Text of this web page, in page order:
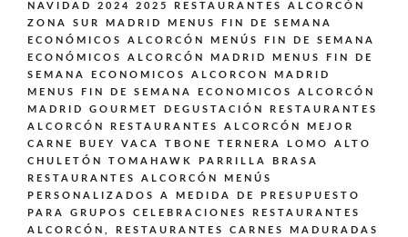
NAVIDAD 2024 2025 RESTAURANTES ALCORCÓN
ZONA SUR MADRID
MENUS FIN DE SEMANA
ECONÓMICOS ALCORCÓN
MENÚS FIN DE SEMANA
ECONÓMICOS ALCORCÓN MADRID
MENUS FIN DE
SEMANA ECONOMICOS ALCORCON MADRID
MENUS FIN DE SEMANA ECONOMICOS ALCORCÓN
MADRID GOURMET DEGUSTACIÓN
RESTAURANTES
ALCORCÓN
RESTAURANTES ALCORCÓN MEJOR
CARNE BUEY VACA TBONE TERNERA LOMO ALTO
CHULETÓN TOMAHAWK PARRILLA BRASA
RESTAURANTES ALCORCÓN MENÚS
PERSONALIZADOS A MEDIDA DE PRESUPUESTO
PARA GRUPOS CELEBRACIONES
RESTAURANTES
ALCORCÓN,
RESTAURANTES CARNES MADURADAS